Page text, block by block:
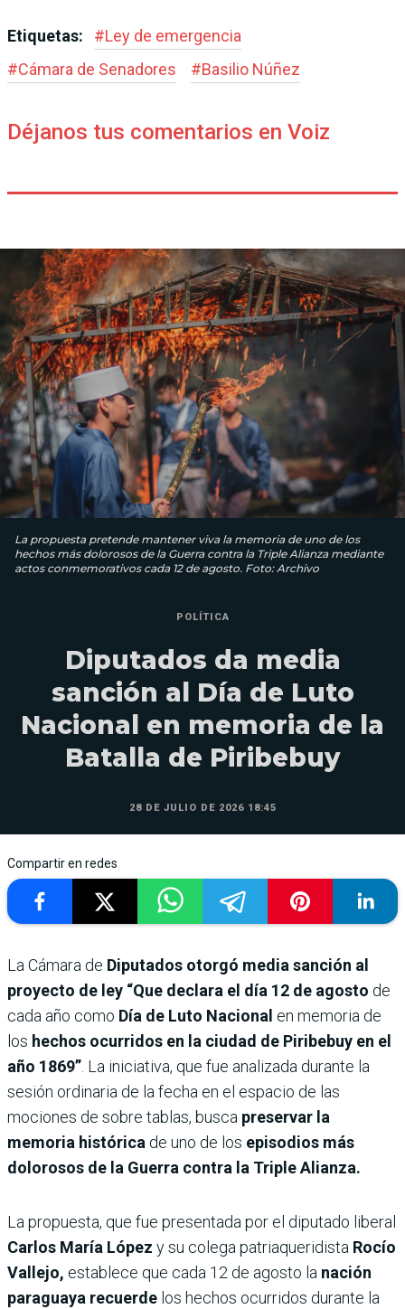
Etiquetas: #Ley de emergencia
#Cámara de Senadores #Basilio Núñez
Déjanos tus comentarios en Voiz
La propuesta pretende mantener viva la memoria de uno de los
hechos más dolorosos de la Guerra contra la Triple Alianza mediante
actos conmemorativos cada 12 de agosto. Foto: Archivo
POLÍTICA
Diputados da media
sanción al Día de Luto
Nacional en memoria de la
Batalla de Piribebuy
28 DE JULIO DE 2026 18:45
Compartir en redes
La Cámara de Diputados otorgó media sanción al
proyecto de ley “Que declara el día 12 de agosto de
cada año como Día de Luto Nacional en memoria de
los hechos ocurridos en la ciudad de Piribebuy en el
año 1869” . La iniciativa, que fue analizada durante la
sesión ordinaria de la fecha en el espacio de las
mociones de sobre tablas, busca preservar la
memoria histórica de uno de los episodios más
dolorosos de la Guerra contra la Triple Alianza.
La propuesta, que fue presentada por el diputado liberal
Carlos María López y su colega patriaqueridista Rocío
Vallejo, establece que cada 12 de agosto la nación
paraguaya recuerde los hechos ocurridos durante la